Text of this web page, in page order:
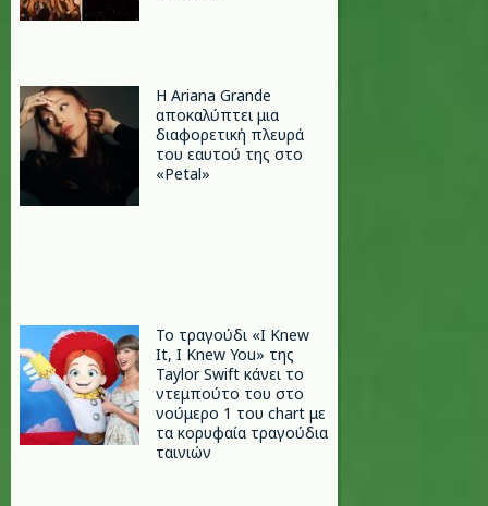
Η Ariana Grande
αποκαλύπτει μια
διαφορετική πλευρά
του εαυτού της στο
«Petal»
Το τραγούδι «I Knew
It, I Knew You» της
Taylor Swift κάνει το
ντεμπούτο του στο
νούμερο 1 του chart με
τα κορυφαία τραγούδια
ταινιών